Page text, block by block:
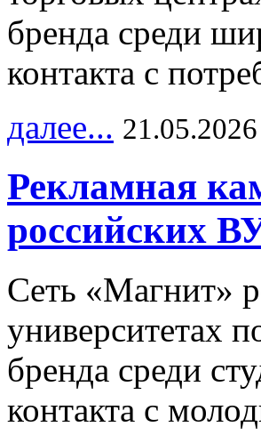
бренда среди
контакта с
далее... 21.05.2026
Рекламная
российских
Сеть «Магнит»
университетах
бренда среди
контакта с